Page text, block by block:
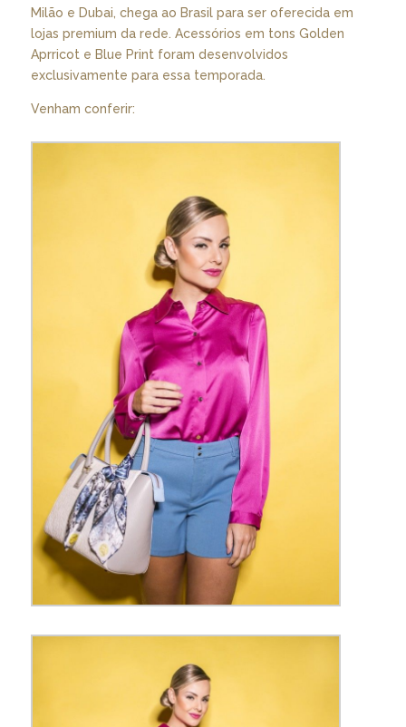
Milão e Dubai, chega ao Brasil para ser oferecida em
lojas premium da rede. Acessórios em tons Golden
Aprricot e Blue Print foram desenvolvidos
exclusivamente para essa temporada.
Venham conferir: